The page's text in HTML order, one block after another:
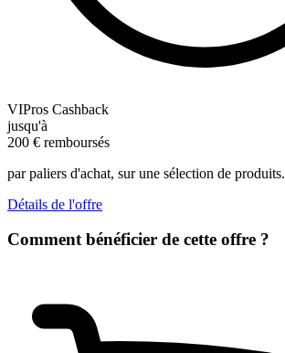
VIPros Cashback
jusqu'à
200 € remboursés
par paliers d'achat, sur une sélection de produits.
Détails de l'offre
Comment bénéficier de cette offre ?